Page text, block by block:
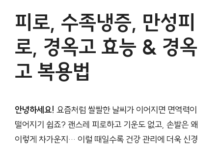
피로, 수족냉증, 만성피
로, 경옥고 효능 & 경옥
고 복용법
안녕하세요! 요즘처럼 쌀쌀한 날씨가 이어지면 면역력이
떨어지기 쉽죠? 괜스레 피로하고 기운도 없고, 손발은 왜
이렇게 차가운지… 이럴 때일수록 건강 관리에 더욱 신경